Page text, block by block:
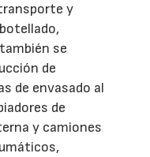
y
se
de
de envasado al
de
y camiones